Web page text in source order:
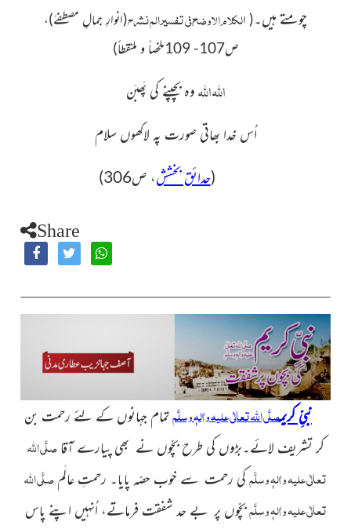
چومتے ہیں۔( الکلام الاوضح فی تفسیر الم نشرح(انوارِ جمالِ مصطفےٰ)،
ص107- 109ملخصاً و ملتقطاً)
اللہ اللہوہ بچپنے کی پَھبَن
اُس خدا بھاتی صورت پہ لاکھوں سلام
(حدائق بخشش، ص306)
Share
نبیِّ کریمصلَّی اللہ تعالٰی علیہ واٰلہٖ وسلَّمتمام جہانوں کے لئے رحمت بن
کر تشریف لائے۔بڑوں کی طرح بچّوں نے بھی پیارے آقاصلَّی اللہ
تعالٰی علیہ واٰلہٖ وسلَّمکی رحمت سے خوب حصّہ پایا۔ رحمتِ عالَمصلَّی اللہ
تعالٰی علیہ واٰلہٖ وسلَّمبچّوں پر بے حد شفقت فرماتے، اُنہیں اپنے پاس